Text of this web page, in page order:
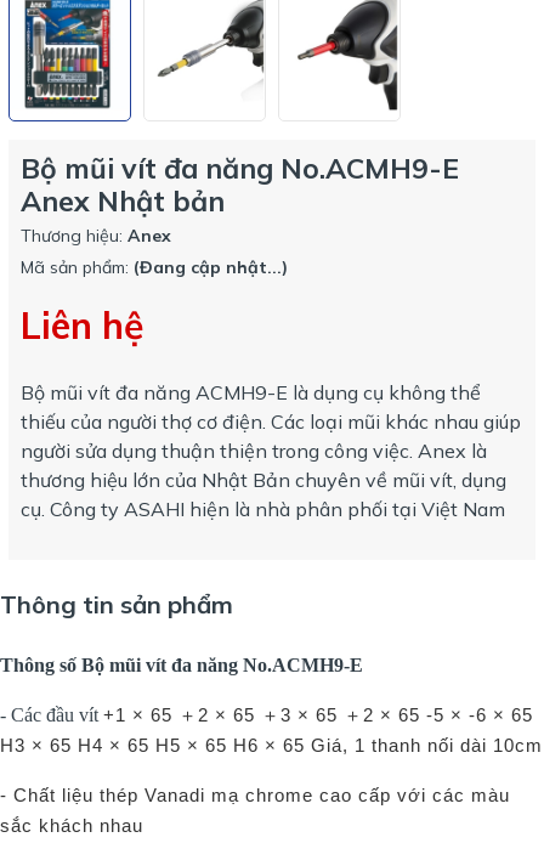
Bộ mũi vít đa năng No.ACMH9-E
Anex Nhật bản
Thương hiệu: Anex
Mã sản phẩm: (Đang cập nhật...)
Liên hệ
Bộ mũi vít đa năng ACMH9-E là dụng cụ không thể
thiếu của người thợ cơ điện. Các loại mũi khác nhau giúp
người sửa dụng thuận thiện trong công việc. Anex là
thương hiệu lớn của Nhật Bản chuyên về mũi vít, dụng
cụ. Công ty ASAHI hiện là nhà phân phối tại Việt Nam
Thông tin sản phẩm
Thông số Bộ mũi vít đa năng No.ACMH9-E
- Các đầu vít +1 × 65 ＋2 × 65 ＋3 × 65 ＋2 × 65 -5 × -6 × 65
H3 × 65 H4 × 65 H5 × 65 H6 × 65 Giá, 1 thanh nối dài 10cm
- Chất liệu thép Vanadi mạ chrome cao cấp với các màu
sắc khách nhau